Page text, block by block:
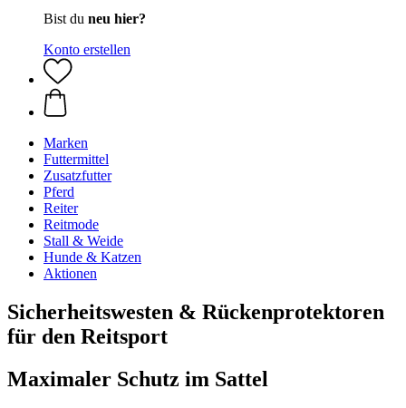
Bist du neu hier?
Konto erstellen
Marken
Futtermittel
Zusatzfutter
Pferd
Reiter
Reitmode
Stall & Weide
Hunde & Katzen
Aktionen
Sicherheitswesten & Rückenprotektoren
für den Reitsport
Maximaler Schutz im Sattel